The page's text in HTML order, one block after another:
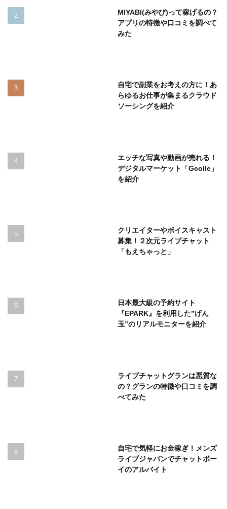
MIYABI(みやび)って稼げるの？
アプリの特徴や口コミを調べて
みた
自宅で副業をお考えの方に！あ
らゆるお仕事が集まるクラウド
ソーシングを紹介
エッチな写真や動画が売れる！
デジタルマーケット「Gcolle」
を紹介
クリエイターやボイスキャスト
募集！２次元ライブチャット
「もえちゃっと」
日本最大級の予約サイト
『EPARK』を利用した”げん
玉”のリアルモニターを紹介
ライブチャットグランは悪質な
の？グランの特徴や口コミを調
べてみた
自宅で気軽にお金稼ぎ！メンズ
ライブジャパンでチャットボー
イのアルバイト